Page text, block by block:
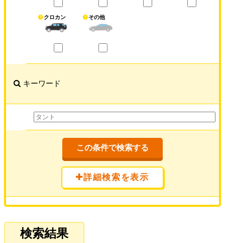
クロカン その他
キーワード
この条件で検索する
詳細検索を表示
検索結果